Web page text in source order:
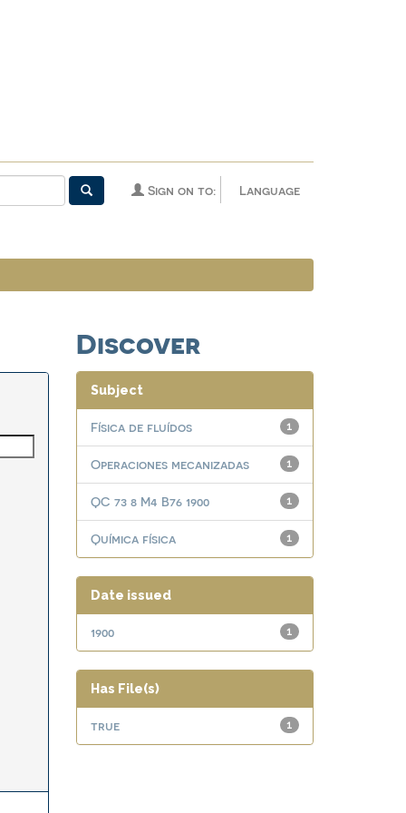
Language
Sign on to:
Discover
Subject
1
Física de fluídos
1
Operaciones mecanizadas
1
QC 73 8 M4 B76 1900
1
Química física
Date issued
1
1900
Has File(s)
1
true